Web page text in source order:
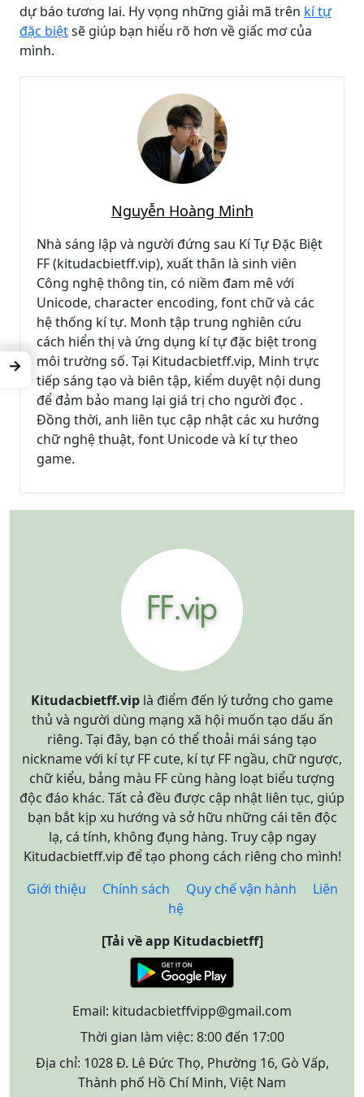
dự báo tương lai. Hy vọng những giải mã trên kí tự
đặc biệtsẽ giúp bạn hiểu rõ hơn về giấc mơ của
mình.
Nguyễn Hoàng Minh
Nhà sáng lập và người đứng sau Kí Tự Đặc Biệt
FF (kitudacbietff.vip), xuất thân là sinh viên
Công nghệ thông tin, có niềm đam mê với
Unicode, character encoding, font chữ và các
hệ thống kí tự. Monh tập trung nghiên cứu
cách hiển thị và ứng dụng kí tự đặc biệt trong
môi trường số. Tại Kitudacbietff.vip, Minh trực
tiếp sáng tạo và biên tập, kiểm duyệt nội dung
để đảm bảo mang lại giá trị cho người đọc .
Đồng thời, anh liên tục cập nhật các xu hướng
chữ nghệ thuật, font Unicode và kí tự theo
game.
Kitudacbietff.vip là điểm đến lý tưởng cho game
thủ và người dùng mạng xã hội muốn tạo dấu ấn
riêng. Tại đây, bạn có thể thoải mái sáng tạo
nickname với kí tự FF cute, kí tự FF ngầu, chữ ngược,
chữ kiểu, bảng màu FF cùng hàng loạt biểu tượng
độc đáo khác. Tất cả đều được cập nhật liên tục, giúp
bạn bắt kịp xu hướng và sở hữu những cái tên độc
lạ, cá tính, không đụng hàng. Truy cập ngay
Kitudacbietff.vip để tạo phong cách riêng cho mình!
Giới thiệu
Chính sách Quy chế vận hành
Liên
hệ
[Tải về app Kitudacbietff]
Email: kitudacbietffvipp@gmail.com
Thời gian làm việc: 8:00 đến 17:00
Địa chỉ: 1028 Đ. Lê Đức Thọ, Phường 16, Gò Vấp,
Thành phố Hồ Chí Minh, Việt Nam
→